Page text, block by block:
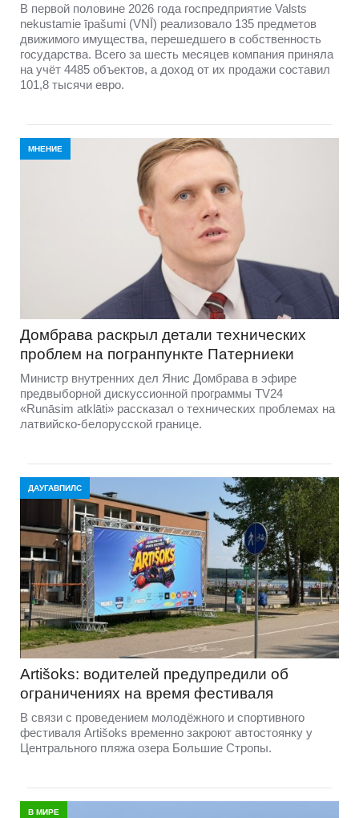
В первой половине 2026 года госпредприятие Valsts
nekustamie īpašumi (VNĪ) реализовало 135 предметов
движимого имущества, перешедшего в собственность
государства. Всего за шесть месяцев компания приняла
на учёт 4485 объектов, а доход от их продажи составил
101,8 тысячи евро.
МНЕНИЕ
Домбравa раскрыл детали технических
проблем на погранпункте Патерниеки
Министр внутренних дел Янис Домбрава в эфире
предвыборной дискуссионной программы TV24
«Runāsim atklāti» рассказал о технических проблемах на
латвийско-белорусской границе.
ДАУГАВПИЛС
Artišoks: водителей предупредили об
ограничениях на время фестиваля
В связи с проведением молодёжного и спортивного
фестиваля Artišoks временно закроют автостоянку у
Центрального пляжа озера Большие Стропы.
В МИРЕ